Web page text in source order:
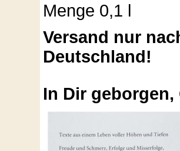
Menge 0,1 l
Versand nur
Deutschland!
In Dir geborgen,